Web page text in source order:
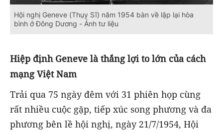
Hội nghị Geneve (Thụy Sĩ) năm 1954 bàn về lập lại hòa
bình ở Đông Dương - Ảnh tư liệu
Hiệp định Geneve là thắng lợi to lớn của cách
mạng Việt Nam
Trải qua 75 ngày đêm với 31 phiên họp cùng
rất nhiều cuộc gặp, tiếp xúc song phương và đa
phương bên lề hội nghị, ngày 21/7/1954, Hội